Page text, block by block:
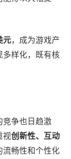
元，成为游戏产
多样化，既有核
竞争也日趋激
视创新性、互动
流畅性和个性化